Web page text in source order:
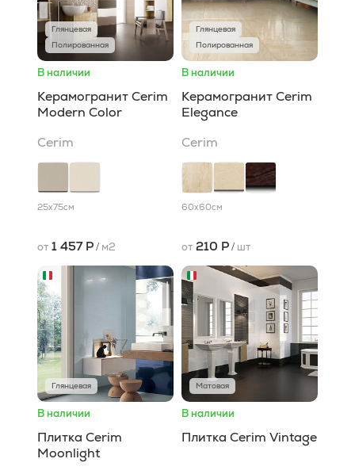
Глянцевая
Полированная
В наличии
Керамогранит Cerim
Modern Color
Cerim
25x75см
от 1 457 Р/ м2
Глянцевая
Полированная
В наличии
Керамогранит Cerim
Elegance
Cerim
60x60см
от 210 Р/ шт
Глянцевая
В наличии
Плитка Cerim
Moonlight
Матовая
В наличии
Плитка Cerim Vintage